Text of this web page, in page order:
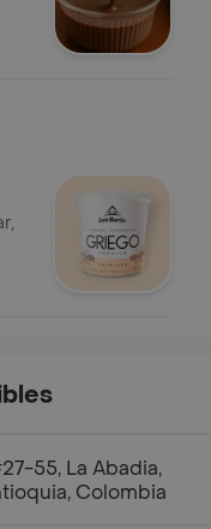
55, La Abadia,
Colombia